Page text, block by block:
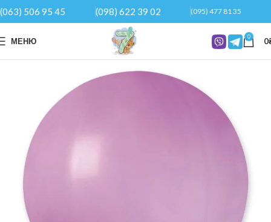
(063) 506 95 45 (098) 622 39 02 (095) 477 81 35
МЕНЮ 0 0